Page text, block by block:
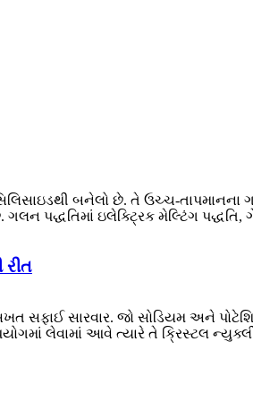
બનેલો છે. તે ઉચ્ચ-
ગલન પદ્ધતિમાં ઇલેક્ટ્રિક મેલ્ટિંગ
રીત
સફાઈ સારવાર. જો સોડિયમ અને
લેવામાં આવે ત્યારે તે ક્રિસ્ટલ